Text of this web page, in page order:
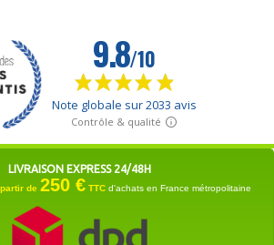
LIVRAISON EXPRESS 24/48H
de 250 € TTC d'achats en France métropolitaine